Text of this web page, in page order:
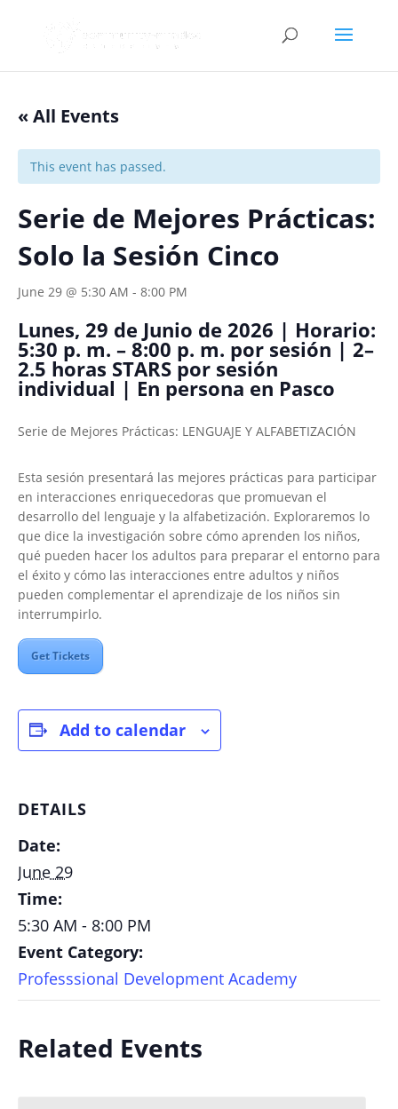
« All Events
This event has passed.
Serie de Mejores Prácticas:
Solo la Sesión Cinco
June 29 @ 5:30 AM - 8:00 PM
Lunes, 29 de Junio de 2026 | Horario:
5:30 p. m. – 8:00 p. m. por sesión | 2–
2.5 horas STARS por sesión
individual | En persona en Pasco
Serie de Mejores Prácticas: LENGUAJE Y ALFABETIZACIÓN
Esta sesión presentará las mejores prácticas para participar
en interacciones enriquecedoras que promuevan el
desarrollo del lenguaje y la alfabetización. Exploraremos lo
que dice la investigación sobre cómo aprenden los niños,
qué pueden hacer los adultos para preparar el entorno para
el éxito y cómo las interacciones entre adultos y niños
pueden complementar el aprendizaje de los niños sin
interrumpirlo.
Get Tickets
Add to calendar
DETAILS
Date:
June 29
Time:
5:30 AM - 8:00 PM
Event Category:
Professsional Development Academy
Related Events